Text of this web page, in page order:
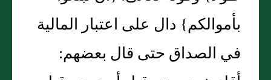
بأموالكم} دال على اعتبار المالية
في الصداق حتى قال بعضهم: